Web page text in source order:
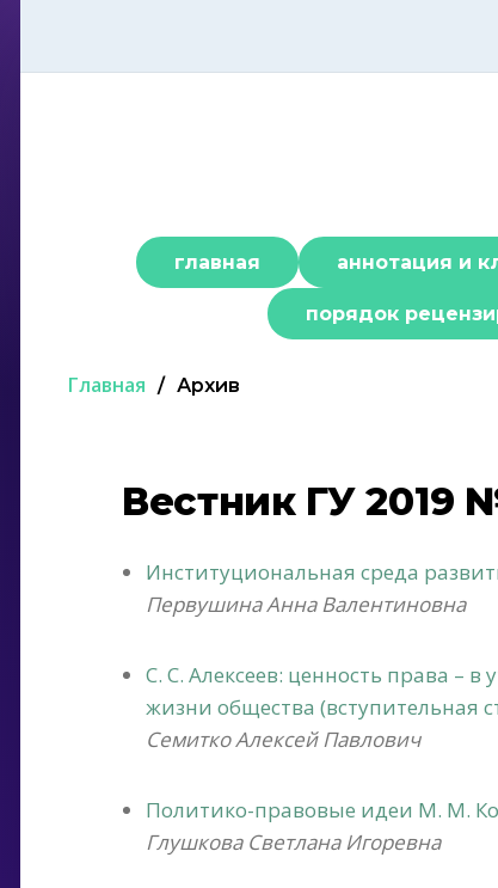
содержимому
главная аннотация и
порядок
Главная / Архив
Вестник ГУ 2019
Институциональная среда
Первушина Анна Валентиновна
С. С. Алексеев: ценность права –
жизни общества (вступительная
Семитко Алексей Павлович
Политико-правовые идеи М. М.
Глушкова Светлана Игоревна